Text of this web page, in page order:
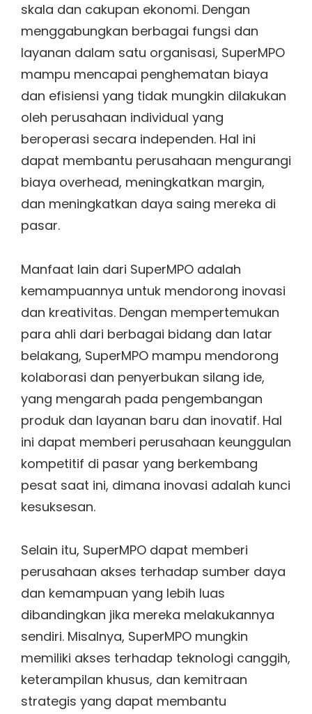
skala dan cakupan ekonomi. Dengan
menggabungkan berbagai fungsi dan
layanan dalam satu organisasi, SuperMPO
mampu mencapai penghematan biaya
dan efisiensi yang tidak mungkin dilakukan
oleh perusahaan individual yang
beroperasi secara independen. Hal ini
dapat membantu perusahaan mengurangi
biaya overhead, meningkatkan margin,
dan meningkatkan daya saing mereka di
pasar.
Manfaat lain dari SuperMPO adalah
kemampuannya untuk mendorong inovasi
dan kreativitas. Dengan mempertemukan
para ahli dari berbagai bidang dan latar
belakang, SuperMPO mampu mendorong
kolaborasi dan penyerbukan silang ide,
yang mengarah pada pengembangan
produk dan layanan baru dan inovatif. Hal
ini dapat memberi perusahaan keunggulan
kompetitif di pasar yang berkembang
pesat saat ini, dimana inovasi adalah kunci
kesuksesan.
Selain itu, SuperMPO dapat memberi
perusahaan akses terhadap sumber daya
dan kemampuan yang lebih luas
dibandingkan jika mereka melakukannya
sendiri. Misalnya, SuperMPO mungkin
memiliki akses terhadap teknologi canggih,
keterampilan khusus, dan kemitraan
strategis yang dapat membantu